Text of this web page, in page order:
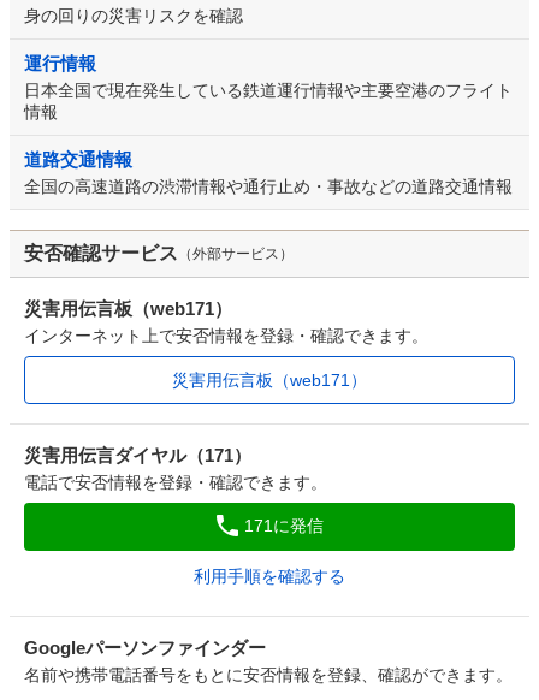
身の回りの災害リスクを確認
運行情報
日本全国で現在発生している鉄道運行情報や主要空港のフライト
情報
道路交通情報
全国の高速道路の渋滞情報や通行止め・事故などの道路交通情報
安否確認サービス （外部サービス）
災害用伝言板（web171）
インターネット上で安否情報を登録・確認できます。
災害用伝言板（web171）
災害用伝言ダイヤル（171）
電話で安否情報を登録・確認できます。
171に発信
利用手順を確認する
Googleパーソンファインダー
名前や携帯電話番号をもとに安否情報を登録、確認ができます。